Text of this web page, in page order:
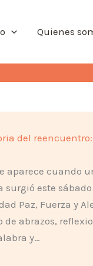
Quienes
del
aparece cuando
surgió este
Paz, Fuerza y
abrazos,
y…